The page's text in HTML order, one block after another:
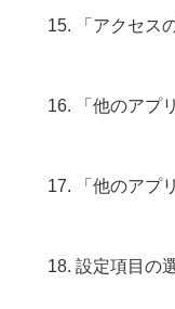
「アクセス
「他のアプ
「他のアプ
設定項目の